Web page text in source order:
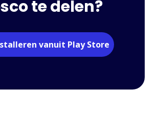
te delen?
vanuit Play Store